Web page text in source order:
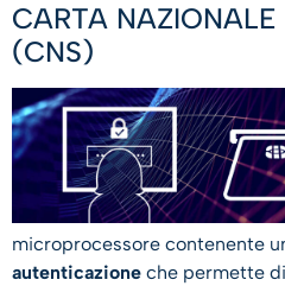
CARTA NAZIONALE
(CNS)
microprocessore contenente
autenticazione che permette